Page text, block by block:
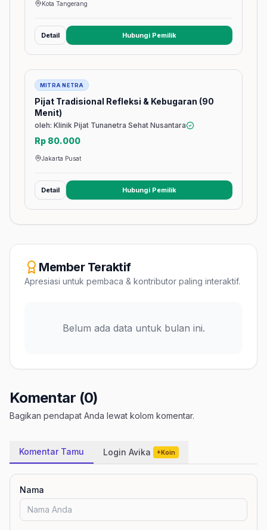
Kota Tangerang
Detail Hubungi Pemilik(membuka tab baru)
Jasa
MITRA NETRA
Pijat Tradisional Refleksi & Kebugaran (90
Menit)
oleh: Klinik Pijat Tunanetra Sehat Nusantara
Rp 80.000
Jakarta Pusat
Detail Hubungi Pemilik(membuka tab baru)
Member Teraktif
Apresiasi untuk pembaca & kontributor paling interaktif.
Belum ada data untuk bulan ini.
Komentar (0)
Bagikan pendapat Anda lewat kolom komentar.
Komentar Tamu Login Avika +Koin
Nama